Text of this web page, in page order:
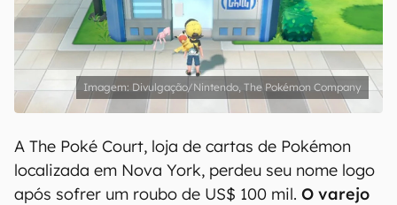
Divulgação/Nintendo, The Pokémon Company
A The Poké Court, loja de cartas de Pokémon
localizada em Nova York, perdeu seu nome logo
após sofrer um roubo de US$ 100 mil. O varejo